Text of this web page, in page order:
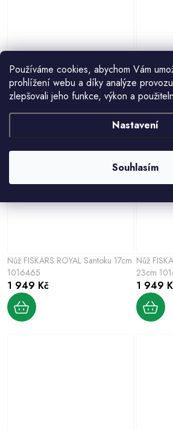
Používáme cookies, abychom Vám
prohlížení webu a díky analýze
zlepšovali jeho funkce, výkon a
Nastavení
Souhlasím
Ostřič nožů Roll-Sharp FISKARS
FUNCTIONAL FORM 1014214
447 Kč
Nůž
12cm
1 188
Nůž FISKARS ROYAL Santoku 17cm
1016465
1 949 Kč
Nůž
23cm
1 949